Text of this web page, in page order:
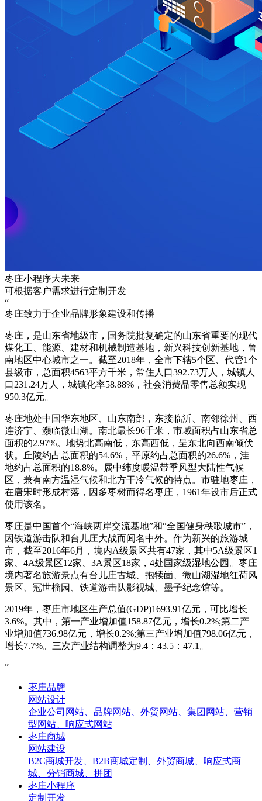
枣庄小程序大未来
可根据客户需求进行定制开发
“
枣庄致力于企业品牌形象建设和传播
枣庄，是山东省地级市，国务院批复确定的山东省重要的现代
煤化工、能源、建材和机械制造基地，新兴科技创新基地，鲁
南地区中心城市之一。截至2018年，全市下辖5个区、代管1个
县级市，总面积4563平方千米，常住人口392.73万人，城镇人
口231.24万人，城镇化率58.88%，社会消费品零售总额实现
950.3亿元。
枣庄地处中国华东地区、山东南部，东接临沂、南邻徐州、西
连济宁、濒临微山湖。南北最长96千米，市域面积占山东省总
面积的2.97%。地势北高南低，东高西低，呈东北向西南倾伏
状。丘陵约占总面积的54.6%，平原约占总面积的26.6%，洼
地约占总面积的18.8%。属中纬度暖温带季风型大陆性气候
区，兼有南方温湿气候和北方干冷气候的特点。市驻地枣庄，
在唐宋时形成村落，因多枣树而得名枣庄，1961年设市后正式
使用该名。
枣庄是中国首个“海峡两岸交流基地”和“全国健身秧歌城市”，
因铁道游击队和台儿庄大战而闻名中外。作为新兴的旅游城
市，截至2016年6月，境内A级景区共有47家，其中5A级景区1
家、4A级景区12家、3A景区18家，4处国家级湿地公园。枣庄
境内著名旅游景点有台儿庄古城、抱犊崮、微山湖湿地红荷风
景区、冠世榴园、铁道游击队影视城、墨子纪念馆等。
2019年，枣庄市地区生产总值(GDP)1693.91亿元，可比增长
3.6%。其中，第一产业增加值158.87亿元，增长0.2%;第二产
业增加值736.98亿元，增长0.2%;第三产业增加值798.06亿元，
增长7.7%。三次产业结构调整为9.4：43.5：47.1。
”
枣庄品牌
网站设计
企业公司网站、品牌网站、外贸网站、集团网站、营销
型网站、响应式网站
枣庄商城
网站建设
B2C商城开发、B2B商城定制、外贸商城、响应式商
城、分销商城、拼团
枣庄小程序
定制开发